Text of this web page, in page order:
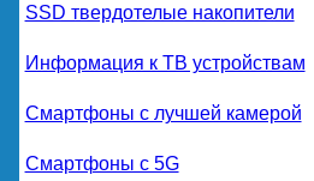
SSD твердотелые накопители
Информация к ТВ устройствам
Смартфоны с лучшей камерой
Смартфоны с 5G